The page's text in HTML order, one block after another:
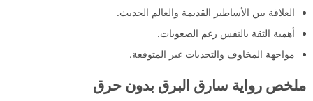
العلاقة بين الأساطير القديمة والعالم الحديث.
أهمية الثقة بالنفس رغم الصعوبات.
مواجهة المخاوف والتحديات غير المتوقعة.
ملخص رواية سارق البرق بدون حرق